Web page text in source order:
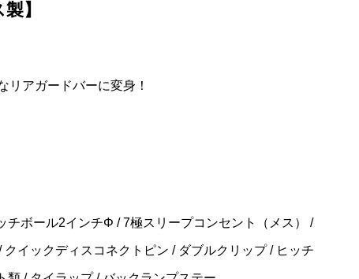
】
リアガードバーに変身！
チボール2インチΦ / 7極スリープコンセント（メス） /
イックディスコネクトピン / ダブルクリップ / ヒッチ